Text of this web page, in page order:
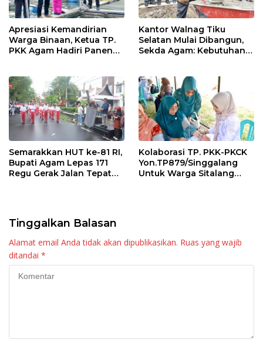
Apresiasi Kemandirian
Warga Binaan, Ketua TP.
PKK Agam Hadiri Panen
Kantor Walnag Tiku
Selatan Mulai Dibangun,
Sekda Agam: Kebutuhan
Semarakkan HUT ke-81 RI,
Bupati Agam Lepas 171
Regu Gerak Jalan Tepat
Kolaborasi TP. PKK-PKCK
Yon.TP879/Singgalang
Untuk Warga Sitalang
Tinggalkan Balasan
Alamat email Anda tidak akan dipublikasikan. Ruas yang wajib
ditandai *